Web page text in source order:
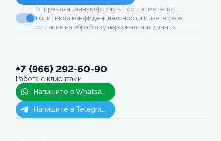
Отправляя данную форму вы соглашаетесь с
политикой конфиденциальности и даёте своё
согласие на обработку персональных данных.
+7 (966) 292-60-90
Работа с клиентами
Напишите в Whatsapp
Напишите в Telegram